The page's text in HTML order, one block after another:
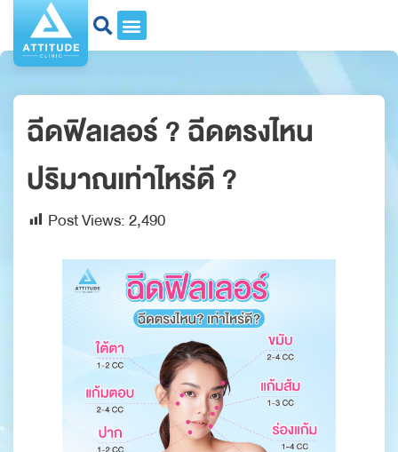
ฉีดฟิลเลอร์ ? ฉีดตรงไหน
ปริมาณเท่าไหร่ดี ?
Post Views:2,490